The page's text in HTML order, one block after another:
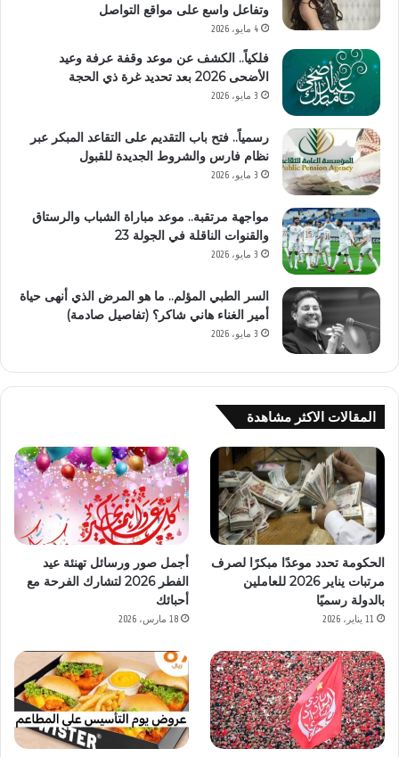
وتفاعل واسع على مواقع التواصل
4 مايو، 2026
فلكياً.. الكشف عن موعد وقفة عرفة وعيد
الأضحى 2026 بعد تحديد غرة ذي الحجة
3 مايو، 2026
رسمياً.. فتح باب التقديم على التقاعد المبكر عبر
نظام فارس والشروط الجديدة للقبول
3 مايو، 2026
مواجهة مرتقبة.. موعد مباراة الشباب والرستاق
والقنوات الناقلة في الجولة 23
3 مايو، 2026
السر الطبي المؤلم.. ما هو المرض الذي أنهى حياة
أمير الغناء هاني شاكر؟ (تفاصيل صادمة)
3 مايو، 2026
المقالات الاكثر مشاهدة
الحكومة تحدد موعدًا مبكرًا لصرف
مرتبات يناير 2026 للعاملين
بالدولة رسميًا
11 يناير، 2026
أجمل صور ورسائل تهنئة عيد
الفطر 2026 لتشارك الفرحة مع
أحبائك
18 مارس، 2026